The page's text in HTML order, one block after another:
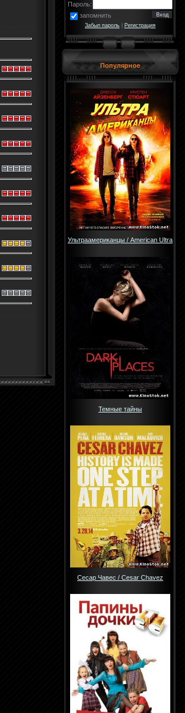
Пароль:
запомнить
Забыл пароль Регистрация
Популярное
Ультраамериканцы / American Ultra
Темные тайны
Сесар Чавес / Cesar Chavez